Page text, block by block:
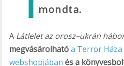
mondta.
A Látlelet az orosz–ukrán
megvásárolhatóa Terror
webshopjában és a